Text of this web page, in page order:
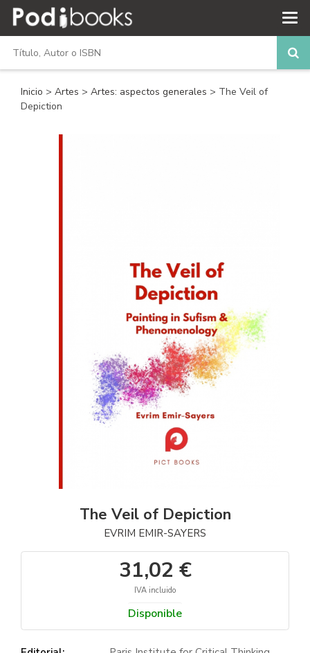
Inicio > Artes > Artes: aspectos generales > The Veil of
Depiction
The Veil of Depiction
EVRIM EMIR-SAYERS
31,02 €
IVA incluido
Disponible